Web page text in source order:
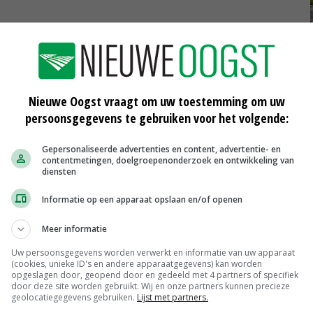
noemde de motie 'een steun in de rug'. Ze zei
zoals de landbouwsector en natuurorganisaties, de
uitwerken.
verklaren van het transitiefonds, waarin 24,3
zitten, komt er voorlopig echter geen geld uit Den
Vorige weekdreigde Overijsselte stoppen met de
geen geld beschikbaar stelt.
Nieuwe Oogst vraagt om uw toestemming om uw
persoonsgegevens te gebruiken voor het volgende:
Gepersonaliseerde advertenties en content, advertentie- en
contentmetingen, doelgroepenonderzoek en ontwikkeling van
diensten
Informatie op een apparaat opslaan en/of openen
Meer informatie
Uw persoonsgegevens worden verwerkt en informatie van uw apparaat
(cookies, unieke ID's en andere apparaatgegevens) kan worden
opgeslagen door, geopend door en gedeeld met 4 partners of specifiek
door deze site worden gebruikt. Wij en onze partners kunnen precieze
geolocatiegegevens gebruiken. Lijst met partners.